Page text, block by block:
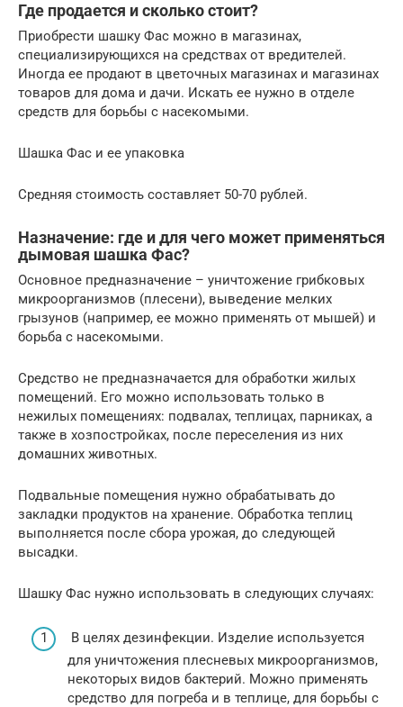
Где продается и сколько стоит?
Приобрести шашку Фас можно в магазинах,
специализирующихся на средствах от вредителей.
Иногда ее продают в цветочных магазинах и магазинах
товаров для дома и дачи. Искать ее нужно в отделе
средств для борьбы с насекомыми.
Шашка Фас и ее упаковка
Средняя стоимость составляет 50-70 рублей.
Назначение: где и для чего может применяться
дымовая шашка Фас?
Основное предназначение – уничтожение грибковых
микроорганизмов (плесени), выведение мелких
грызунов (например, ее можно применять от мышей) и
борьба с насекомыми.
Средство не предназначается для обработки жилых
помещений. Его можно использовать только в
нежилых помещениях: подвалах, теплицах, парниках, а
также в хозпостройках, после переселения из них
домашних животных.
Подвальные помещения нужно обрабатывать до
закладки продуктов на хранение. Обработка теплиц
выполняется после сбора урожая, до следующей
высадки.
Шашку Фас нужно использовать в следующих случаях:
В целях дезинфекции. Изделие используется
для уничтожения плесневых микроорганизмов,
некоторых видов бактерий. Можно применять
средство для погреба и в теплице, для борьбы с